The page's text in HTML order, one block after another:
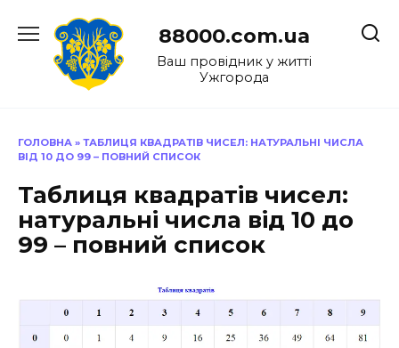
до
88000.com.ua
Ваш провідник у житті
Ужгорода
ГОЛОВНА » ТАБЛИЦЯ КВАДРАТІВ ЧИСЕЛ: НАТУРАЛЬНІ ЧИСЛА
ВІД 10 ДО 99 – ПОВНИЙ СПИСОК
Таблиця квадратів чисел:
натуральні числа від 10 до
99 – повний список